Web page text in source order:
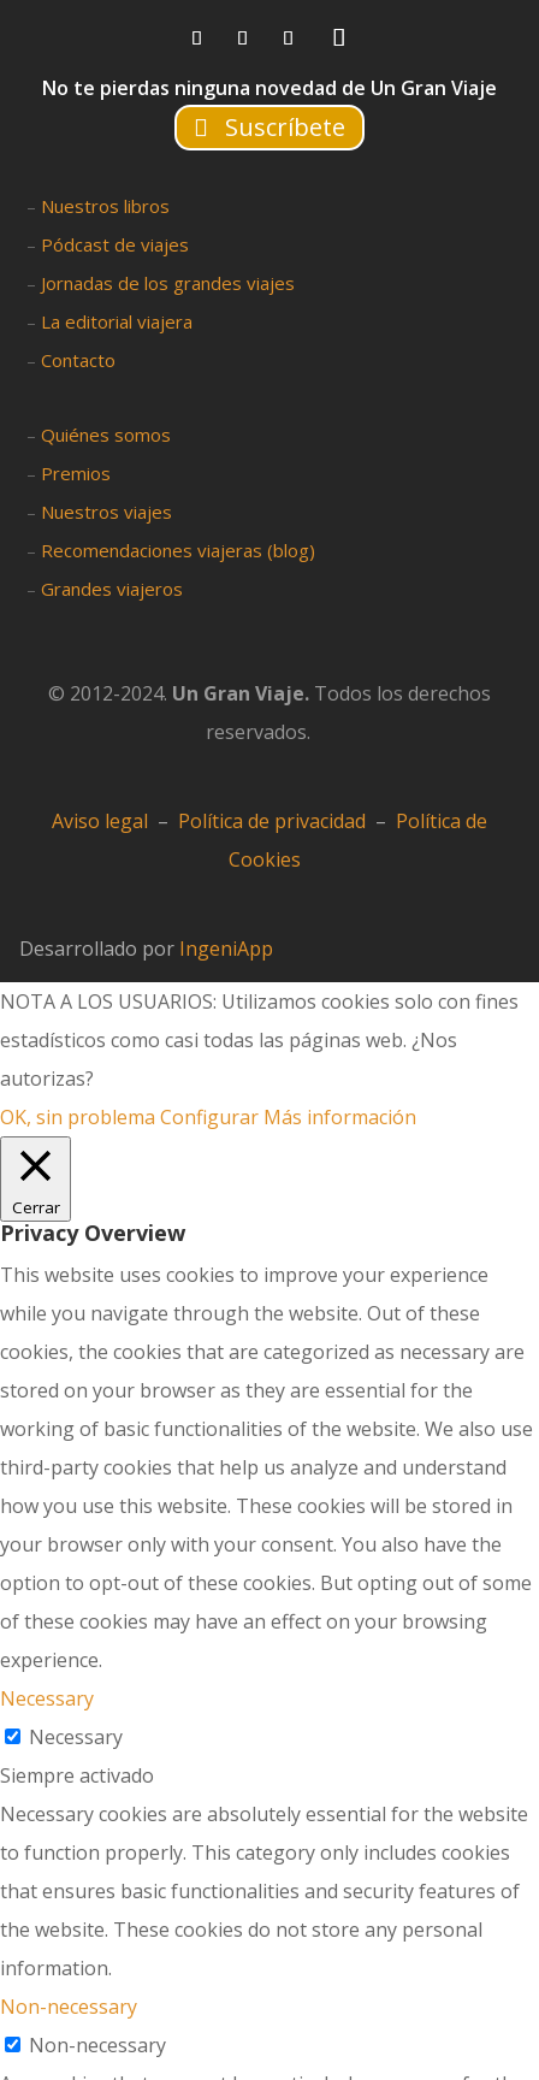
No te pierdas ninguna novedad de Un Gran Viaje
Suscríbete
– Nuestros libros
– Pódcast de viajes
– Jornadas de los grandes viajes
– La editorial viajera
–Contacto
–Quiénes somos
– Premios
– Nuestros viajes
– Recomendaciones viajeras (blog)
–Grandes viajeros
© 2012-2024. Un Gran Viaje. Todos los derechos
reservados.
Aviso legal – Política de privacidad – Política de
Cookies
Desarrollado por IngeniApp
NOTA A LOS USUARIOS: Utilizamos cookies solo con fines
estadísticos como casi todas las páginas web. ¿Nos
autorizas?
OK, sin problema Configurar Más información
Cerrar
Privacy Overview
This website uses cookies to improve your experience
while you navigate through the website. Out of these
cookies, the cookies that are categorized as necessary are
stored on your browser as they are essential for the
working of basic functionalities of the website. We also use
third-party cookies that help us analyze and understand
how you use this website. These cookies will be stored in
your browser only with your consent. You also have the
option to opt-out of these cookies. But opting out of some
of these cookies may have an effect on your browsing
experience.
Necessary
Necessary
Siempre activado
Necessary cookies are absolutely essential for the website
to function properly. This category only includes cookies
that ensures basic functionalities and security features of
the website. These cookies do not store any personal
information.
Non-necessary
Non-necessary